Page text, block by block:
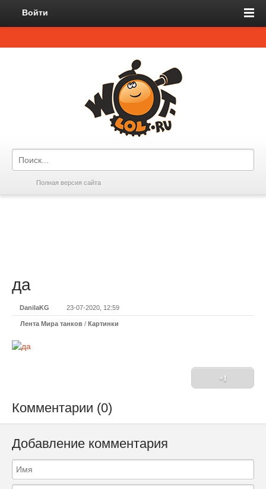
Войти
Полная версия сайта
да
DanilaKG 23-07-2020, 12:59
Лента Мира танков / Картинки
+1
Комментарии (0)
Добавление комментария